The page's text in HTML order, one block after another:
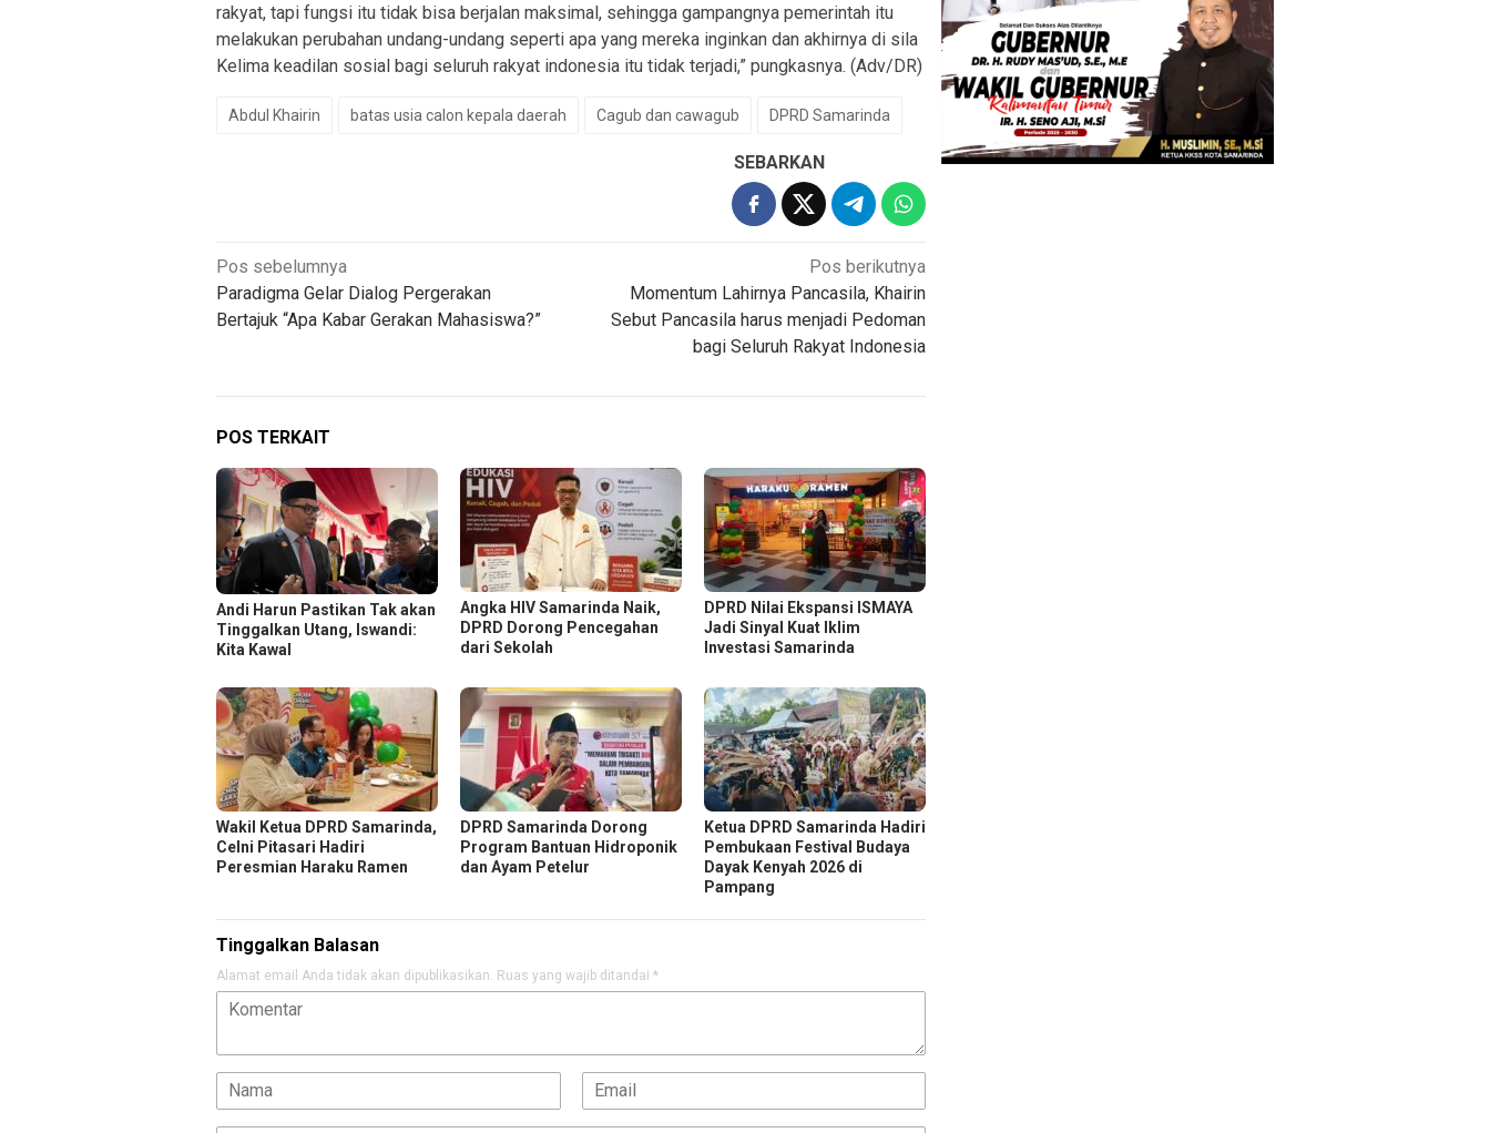
rakyat, tapi fungsi itu tidak bisa berjalan maksimal, sehingga gampangnya pemerintah itu
melakukan perubahan undang-undang seperti apa yang mereka inginkan dan akhirnya di sila
Kelima keadilan sosial bagi seluruh rakyat indonesia itu tidak terjadi,” pungkasnya. (Adv/DR)
Abdul Khairin batas usia calon kepala daerah Cagub dan cawagub DPRD Samarinda
SEBARKAN
Navigasi
pos
Pos sebelumnya
Paradigma Gelar Dialog Pergerakan
Bertajuk “Apa Kabar Gerakan Mahasiswa?”
Pos berikutnya
Momentum Lahirnya Pancasila, Khairin
Sebut Pancasila harus menjadi Pedoman
bagi Seluruh Rakyat Indonesia
POS TERKAIT
Andi Harun Pastikan Tak akan
Tinggalkan Utang, Iswandi:
Kita Kawal
Angka HIV Samarinda Naik,
DPRD Dorong Pencegahan
dari Sekolah
DPRD Nilai Ekspansi ISMAYA
Jadi Sinyal Kuat Iklim
Investasi Samarinda
Wakil Ketua DPRD Samarinda,
Celni Pitasari Hadiri
Peresmian Haraku Ramen
DPRD Samarinda Dorong
Program Bantuan Hidroponik
dan Ayam Petelur
Ketua DPRD Samarinda Hadiri
Pembukaan Festival Budaya
Dayak Kenyah 2026 di
Pampang
Tinggalkan Balasan
Alamat email Anda tidak akan dipublikasikan. Ruas yang wajib ditandai *